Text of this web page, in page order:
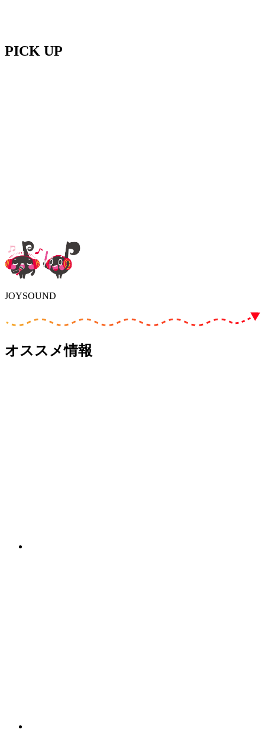
PICK UP
JOYSOUND
オススメ情報